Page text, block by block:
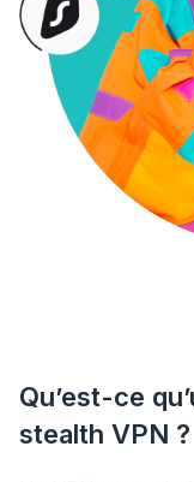
Qu’est-ce
stealth VPN ?